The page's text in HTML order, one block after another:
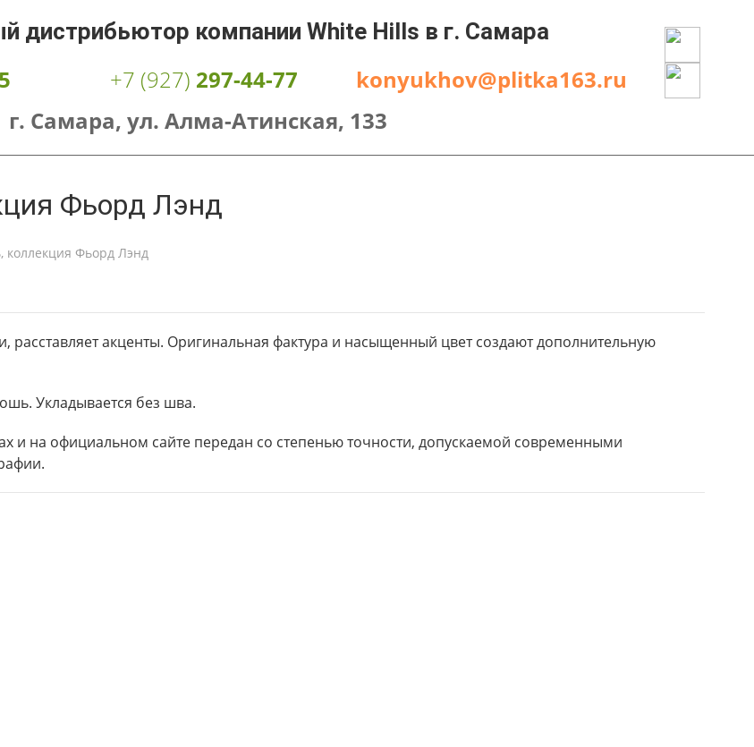
дистрибьютор компании White Hills в г. Самара
+7 (927) 297-44-77
konyukhov@plitka163.ru
г. Самара, ул. Алма-Атинская, 133
Фьорд Лэнд
коллекция Фьорд Лэнд
расставляет акценты. Оригинальная фактура и насыщенный цвет создают дополнительную
Укладывается без шва.
и на официальном сайте передан со степенью точности, допускаемой современными